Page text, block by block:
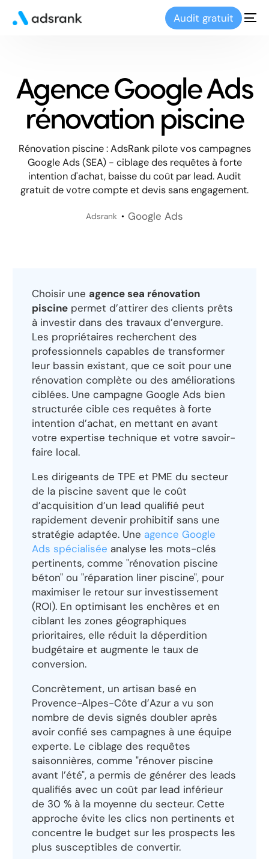
Audit gratuit
Agence Google Ads
rénovation piscine
Rénovation piscine : AdsRank pilote vos campagnes
Google Ads (SEA) - ciblage des requêtes à forte
intention d'achat, baisse du coût par lead. Audit
gratuit de votre compte et devis sans engagement.
Adsrank Google Ads
Choisir une agence sea rénovation
piscine permet d’attirer des clients prêts
à investir dans des travaux d’envergure.
Les propriétaires recherchent des
professionnels capables de transformer
leur bassin existant, que ce soit pour une
rénovation complète ou des améliorations
ciblées. Une campagne Google Ads bien
structurée cible ces requêtes à forte
intention d’achat, en mettant en avant
votre expertise technique et votre savoir-
faire local.
Les dirigeants de TPE et PME du secteur
de la piscine savent que le coût
d’acquisition d’un lead qualifié peut
rapidement devenir prohibitif sans une
stratégie adaptée. Une agence Google
Ads spécialisée analyse les mots-clés
pertinents, comme "rénovation piscine
béton" ou "réparation liner piscine", pour
maximiser le retour sur investissement
(ROI). En optimisant les enchères et en
ciblant les zones géographiques
prioritaires, elle réduit la déperdition
budgétaire et augmente le taux de
conversion.
Concrètement, un artisan basé en
Provence-Alpes-Côte d’Azur a vu son
nombre de devis signés doubler après
avoir confié ses campagnes à une équipe
experte. Le ciblage des requêtes
saisonnières, comme "rénover piscine
avant l’été", a permis de générer des leads
qualifiés avec un coût par lead inférieur
de 30 % à la moyenne du secteur. Cette
approche évite les clics non pertinents et
concentre le budget sur les prospects les
plus susceptibles de convertir.